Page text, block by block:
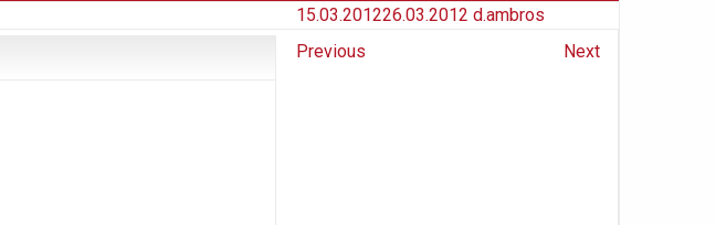
15.03.201226.03.2012 d.ambros
Previous
Next